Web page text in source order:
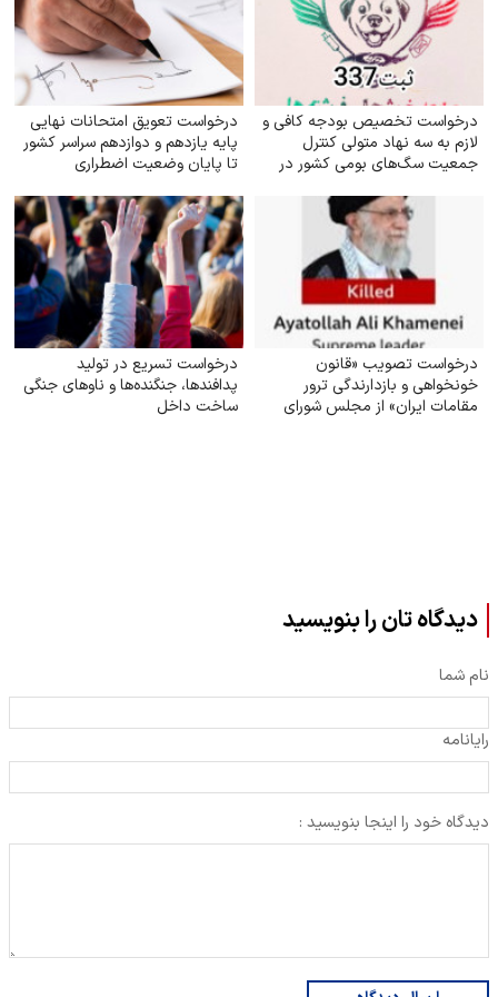
درخواست تخصیص بودجه کافی و
لازم به سه نهاد متولی کنترل
جمعیت سگ‌های بومی کشور در
درخواست تعویق امتحانات نهایی
پایه یازدهم و دوازدهم سراسر کشور
تا پایان وضعیت اضطراری
درخواست تصویب «قانون
خونخواهی و بازدارندگی ترور
مقامات ایران» از مجلس شورای
درخواست تسریع در تولید
پدافندها، جنگنده‌ها و ناوهای جنگی
ساخت داخل
دیدگاه تان را بنویسید
نام شما
رایانامه
دیدگاه خود را اینجا بنویسید :